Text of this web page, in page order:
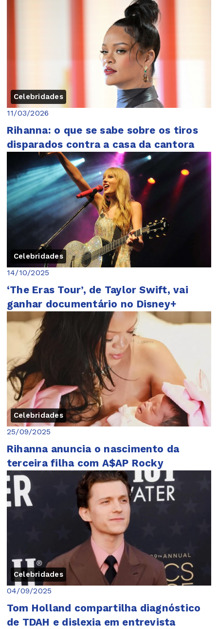
Celebridades
11/03/2026
Rihanna: o que se sabe sobre os tiros
disparados contra a casa da cantora
Celebridades
14/10/2025
‘The Eras Tour’, de Taylor Swift, vai
ganhar documentário no Disney+
Celebridades
25/09/2025
Rihanna anuncia o nascimento da
terceira filha com A$AP Rocky
Celebridades
04/09/2025
Tom Holland compartilha diagnóstico
de TDAH e dislexia em entrevista